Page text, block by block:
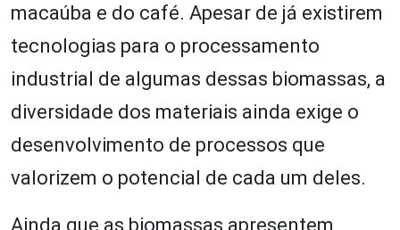
macaúba e do café. Apesar de já existirem
tecnologias para o processamento
industrial de algumas dessas biomassas, a
diversidade dos materiais ainda exige o
desenvolvimento de processos que
valorizem o potencial de cada um deles.
Ainda que as biomassas apresentem